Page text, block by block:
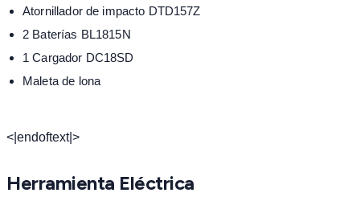
Atornillador de impacto DTD157Z
2 Baterías BL1815N
1 Cargador DC18SD
Maleta de lona
<|endoftext|>
Herramienta Eléctrica